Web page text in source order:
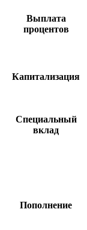
Выплата
процентов
Капитализация
Специальный
вклад
Пополнение